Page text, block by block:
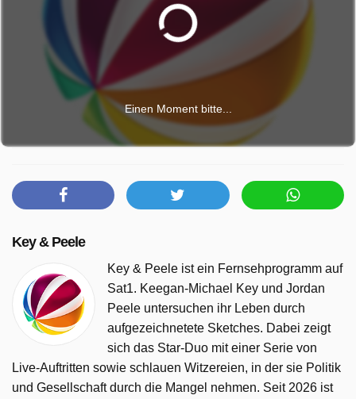
Einen Moment bitte...
Key & Peele
Key & Peele ist ein Fernsehprogramm auf
Sat1. Keegan-Michael Key und Jordan
Peele untersuchen ihr Leben durch
aufgezeichnetete Sketches. Dabei zeigt
sich das Star-Duo mit einer Serie von
Live-Auftritten sowie schlauen Witzereien, in der sie Politik
und Gesellschaft durch die Mangel nehmen. Seit 2026 ist